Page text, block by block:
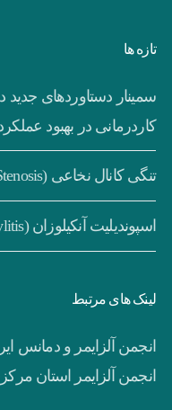
تازه ها
سمینار دستاوردهای
کاردرمانی در بهبود
تنگی کانال نخاعی (Spinal Canal Stenosis)
اسپوندیلیت آنکیلوزان (Ankylosing Spondylitis)
لینک های مرتبط
انجمن آلزایمر و دمانس
انجمن آلزایمر استان